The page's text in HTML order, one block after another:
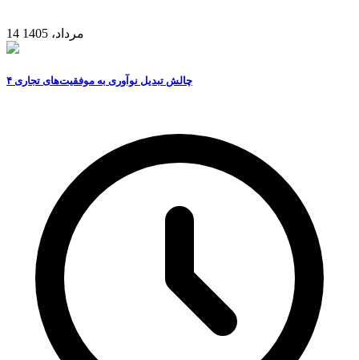
14 مرداد، 1405
۴ چالش تبدیل نوآوری به موفقیت‌های تجاری